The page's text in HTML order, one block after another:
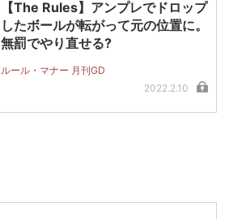
【The Rules】アンプレでドロップ
したボールが転がって元の位置に。
無罰でやり直せる?
ルール・マナー 月刊GD
2022.2.10